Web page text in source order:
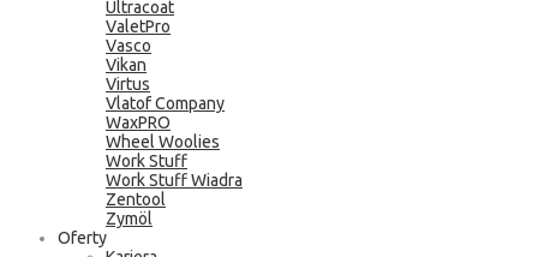
Ultracoat
ValetPro
Vasco
Vikan
Virtus
Vlatof Company
WaxPRO
Wheel Woolies
Work Stuff
Work Stuff Wiadra
Zentool
Zymöl
Oferty